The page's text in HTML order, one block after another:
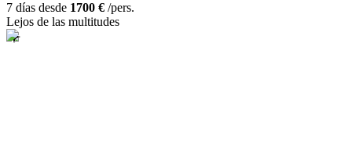
7 días desde 1700 € /pers.
Lejos de las multitudes